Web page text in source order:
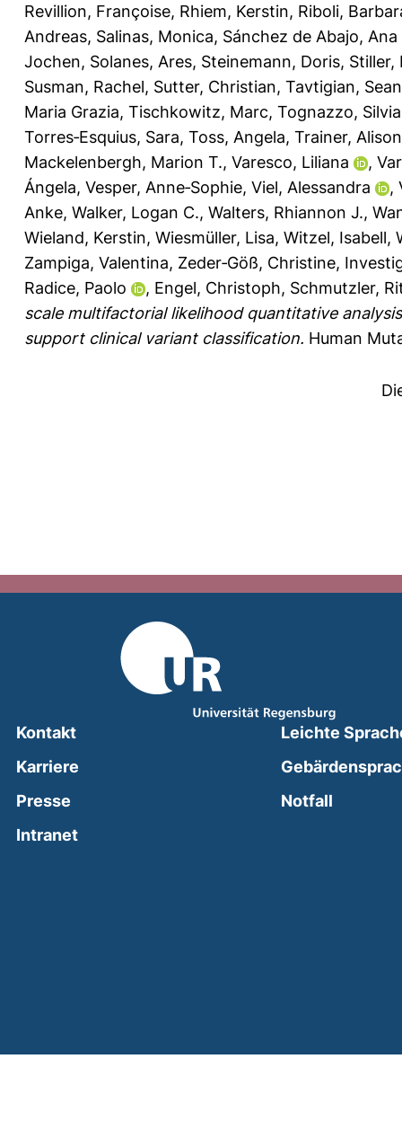
Revillion, Françoise, Rhiem, Kerstin, Riboli,
Andreas, Salinas, Monica, Sánchez de Abajo, Ana
Jochen, Solanes, Ares, Steinemann, Doris, Stiller,
Susman, Rachel, Sutter, Christian, Tavtigian,
Maria Grazia, Tischkowitz, Marc, Tognazzo, Silvia
Torres‐Esquius, Sara, Toss, Angela, Trainer,
Mackelenbergh, Marion T., Varesco, Liliana ,
Ángela, Vesper, Anne‐Sophie, Viel, Alessandra ,
Anke, Walker, Logan C., Walters, Rhiannon J.,
Wieland, Kerstin, Wiesmüller, Lisa, Witzel, Isabell,
Zampiga, Valentina, Zeder‐Göß, Christine,
Radice, Paolo
, Engel, Christoph, Schmutzler,
scale multifactorial likelihood quantitative
support clinical variant classification. Human
Kontakt
Karriere
Presse
Intranet(external link, opens in a new window)
Leichte
Notfall